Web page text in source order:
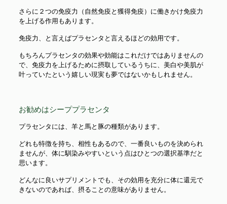
さらに２つの免疫力（自然免疫と獲得免疫）に働きかけ免疫力
を上げる作用もあります。
免疫力、と言えばプラセンタと言えるほどの効用です。
もちろんプラセンタの効果や効能はこれだけではありませんの
で、免疫力を上げるために摂取しているうちに、美白や美肌が
叶っていたという嬉しい現実も夢ではないかもしれません。
お勧めはシーププラセンタ
プラセンタには、羊と馬と豚の種類があります。
どれも特徴を持ち、相性もあるので、一番良いものを決められ
ませんが、体に馴染みやすいという点はひとつの選択基準だと
思います。
どんなに良いサプリメントでも、その効用を充分に体に還元で
きないのであれば、摂ることの意味がありません。